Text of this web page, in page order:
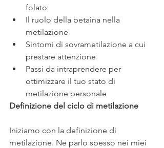
folato
Il ruolo della betaina nella
metilazione
Sintomi di sovrametilazione a cui
prestare attenzione
Passi da intraprendere per
ottimizzare il tuo stato di
metilazione personale
Definizione del ciclo di metilazione
Iniziamo con la definizione di
metilazione. Ne parlo spesso nei miei